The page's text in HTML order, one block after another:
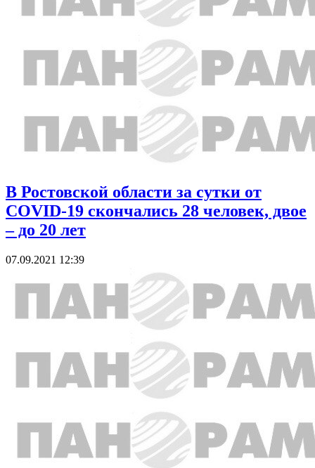
В Ростовской области за сутки от
COVID-19 скончались 28 человек, двое
– до 20 лет
07.09.2021 12:39